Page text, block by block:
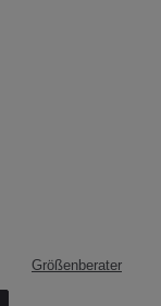
Größenberater